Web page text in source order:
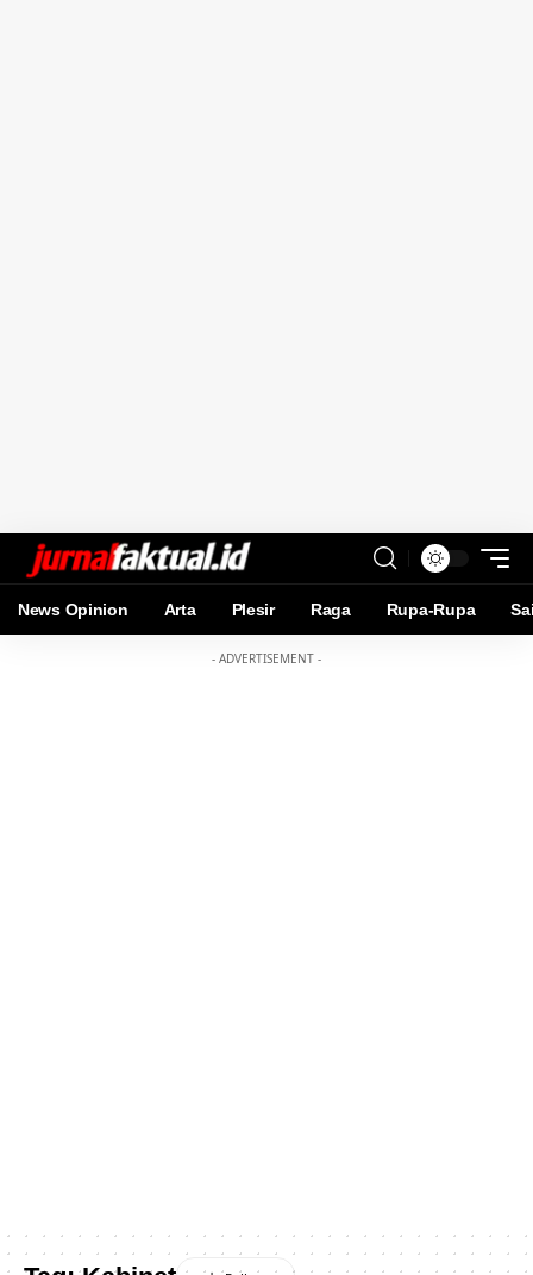
News Opinion Arta Plesir Raga Rupa-Rupa
- ADVERTISEMENT -